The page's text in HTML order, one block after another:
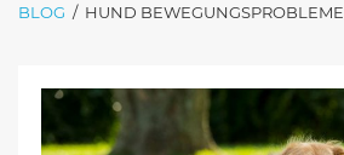
BLOG / HUND BEWEGUNGSPROBLEME